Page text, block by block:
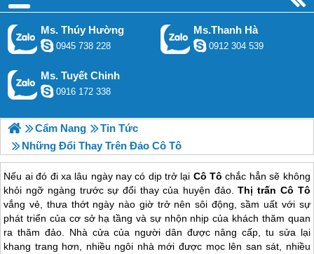
Ms. Thúy Hường
0945 738 228
Ms.Thanh Hà
0912 304 539
Ms. Tuyết Chinh
0916 172 338
Cẩm Nang
Tin Tức
Những Đổi Thay Trên Đảo Cô Tô
Nếu ai đó đi xa lâu ngày nay có dịp trở lại Cô Tô chắc hẳn sẽ không
khỏi ngỡ ngàng trước sự đổi thay của huyện đảo.Thị trấn Cô Tô
vắng vẻ, thưa thớt ngày nào giờ trở nên sôi động, sầm uất với sự
phát triển của cơ sở hạ tầng và sự nhộn nhịp của khách thăm quan
ra thăm đảo. Nhà cửa của người dân được nâng cấp, tu sửa lại
khang trang hơn, nhiều ngôi nhà mới được mọc lên san sát, nhiều